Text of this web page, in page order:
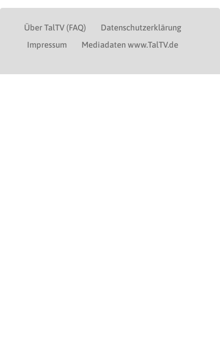
Über TalTV (FAQ)
Datenschutzerklärung
Impressum
Mediadaten www.TalTV.de